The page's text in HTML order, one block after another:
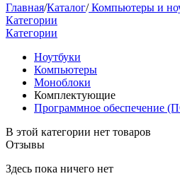
Главная/Каталог/Компьютеры и
Категории
Категории
Ноутбуки
Компьютеры
Моноблоки
Комплектующие
Программное обеспечение
В этой категории нет товаров
Отзывы
Здесь пока ничего нет